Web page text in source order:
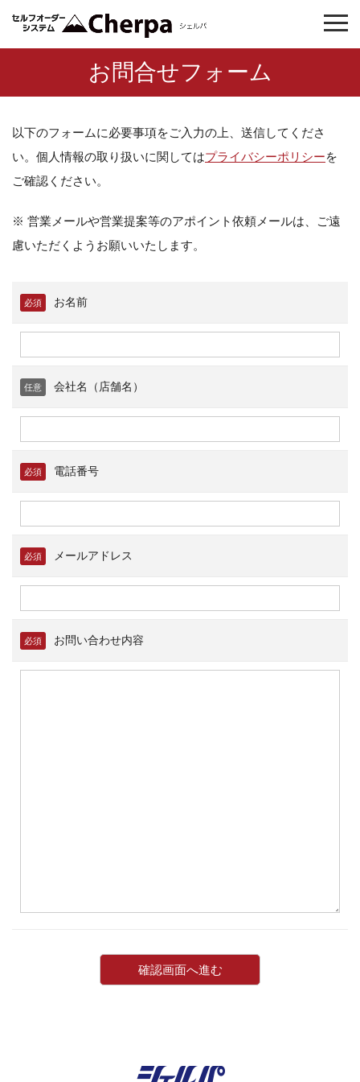
お問合せフォーム
以下のフォームに必要事項をご入力の上、送信してくださ
い。個人情報の取り扱いに関してはプライバシーポリシーを
ご確認ください。
※ 営業メールや営業提案等のアポイント依頼メールは、ご遠
慮いただくようお願いいたします。
必須 お名前
任意 会社名（店舗名）
必須 電話番号
必須 メールアドレス
必須 お問い合わせ内容